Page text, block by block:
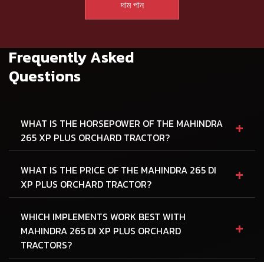
Frequently Asked
Questions
WHAT IS THE HORSEPOWER OF THE MAHINDRA
265 XP PLUS ORCHARD TRACTOR?
+
WHAT IS THE PRICE OF THE MAHINDRA 265 DI
XP PLUS ORCHARD TRACTOR?
+
WHICH IMPLEMENTS WORK BEST WITH
MAHINDRA 265 DI XP PLUS ORCHARD
TRACTORS?
+